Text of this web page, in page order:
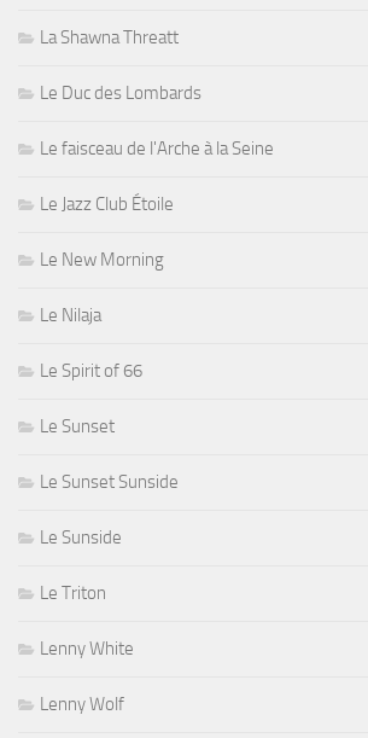
La Shawna Threatt
Le Duc des Lombards
Le faisceau de l'Arche à la Seine
Le Jazz Club Étoile
Le New Morning
Le Nilaja
Le Spirit of 66
Le Sunset
Le Sunset Sunside
Le Sunside
Le Triton
Lenny White
Lenny Wolf